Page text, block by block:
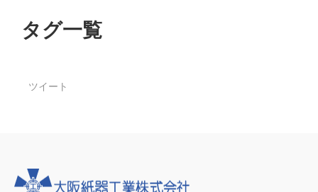
タグ一覧
ツイート